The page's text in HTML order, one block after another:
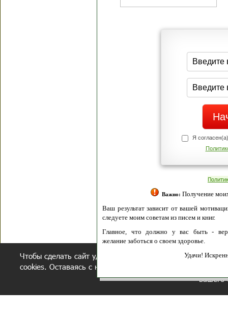
Я
Важно: Получение
Ваш результат зависит от вашей
следуете моим советам из писем и книг.
Главное, что должно у вас быть -
желание заботься о своем здоровье.
Удачи!
Чтобы сделать сайт удобнее, осуществляется обработка
cookies. Оставаясь с нами, вы соглашаетесь с нашей
вашего